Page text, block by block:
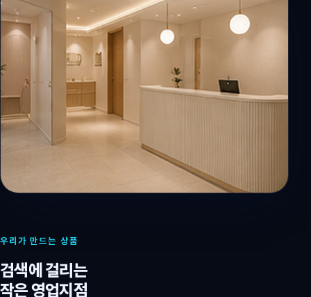
우리가 만드는 상품
검색에 걸리는
작은 영업지점